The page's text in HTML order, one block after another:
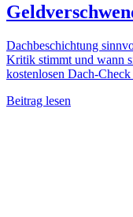
Dachbeschichtung
Kritik stimmt und wann
kostenlosen Dach-Check
Beitrag lesen